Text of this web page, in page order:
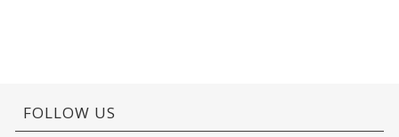
FOLLOW US